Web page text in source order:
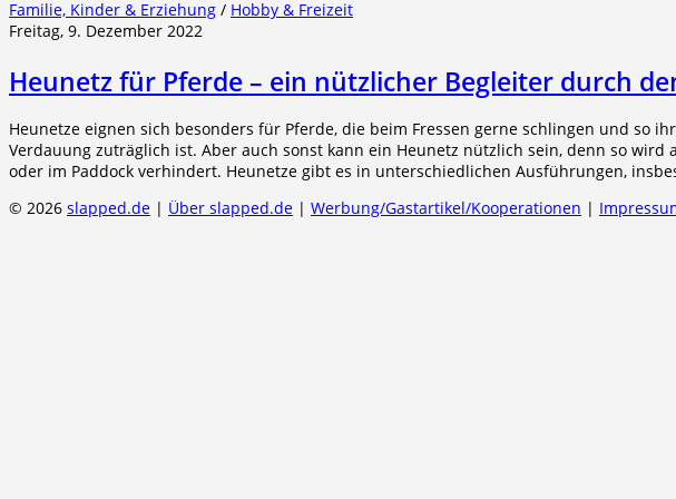
Familie, Kinder & Erziehung / Hobby & Freizeit
Freitag, 9. Dezember 2022
Heunetz für Pferde – ein nützlicher Begleiter durch
Heunetze eignen sich besonders für Pferde, die beim Fressen gerne schlingen und so
Verdauung zuträglich ist. Aber auch sonst kann ein Heunetz nützlich sein, denn so wird
oder im Paddock verhindert. Heunetze gibt es in unterschiedlichen Ausführungen,
© 2026 slapped.de | Über slapped.de | Werbung/Gastartikel/Kooperationen |